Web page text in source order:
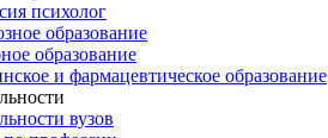
психолог
образование
образование
и фармацевтическое образование
вузов